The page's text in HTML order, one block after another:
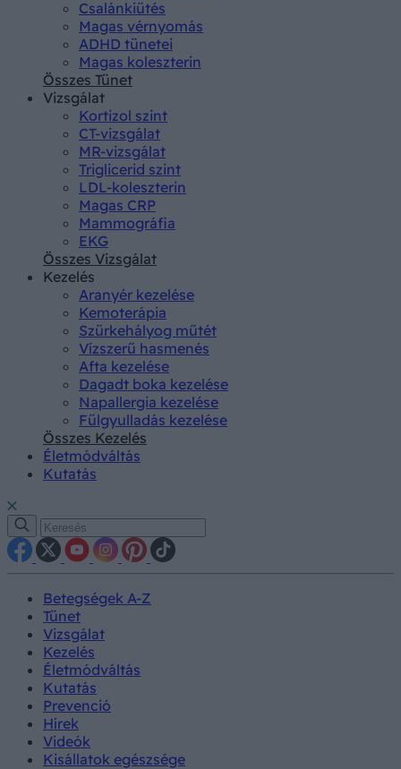
Csalánkiütés
Magas vérnyomás
ADHD tünetei
Magas koleszterin
Összes Tünet
Vizsgálat
Kortizol szint
CT-vizsgálat
MR-vizsgálat
Triglicerid szint
LDL-koleszterin
Magas CRP
Mammográfia
EKG
Összes Vizsgálat
Kezelés
Aranyér kezelése
Kemoterápia
Szürkehályog műtét
Vízszerű hasmenés
Afta kezelése
Dagadt boka kezelése
Napallergia kezelése
Fülgyulladás kezelése
Összes Kezelés
Életmódváltás
Kutatás
Betegségek A-Z
Tünet
Vizsgálat
Kezelés
Életmódváltás
Kutatás
Prevenció
Hírek
Videók
Kisállatok egészsége